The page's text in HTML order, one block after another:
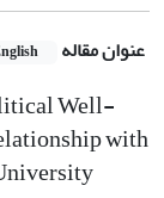
عنوان مقاله
Well-
with